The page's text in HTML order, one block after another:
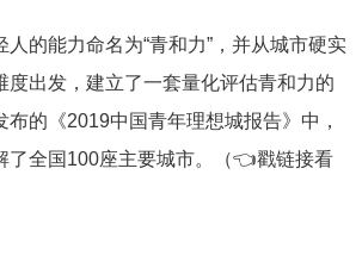
的能力命名为“青和力”，并从城市硬实
度出发，建立了一套量化评估青和力的
的《2019中国青年理想城报告》中，
了全国100座主要城市。（👈戳链接看